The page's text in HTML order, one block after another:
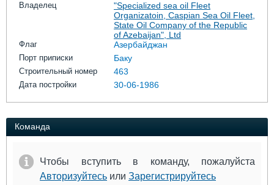
Владелец
"Specialized sea oil Fleet
Organizatoin, Caspian Sea Oil Fleet,
State Oil Company of the Republic
of Azebaijan", Ltd
Флаг Азербайджан
Порт приписки Баку
Строительный номер 463
Дата постройки 30-06-1986
Команда
Чтобы вступить в команду, пожалуйста
Авторизуйтесь или Зарегистрируйтесь